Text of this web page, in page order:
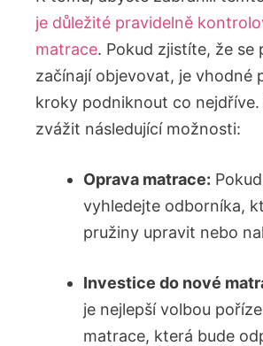
je důležité pravidelně
matrace. Pokud zjistíte, že se
‍začínají objevovat,​ je​ vhodné⁤
kroky podniknout co nejdříve.
zvážit následující možnosti:
Oprava matrace:
vyhledejte ⁤odborníka,⁤
⁢pružiny upravit ‍nebo​
Investice do nové
je nejlepší⁣ volbou
matrace, která bude